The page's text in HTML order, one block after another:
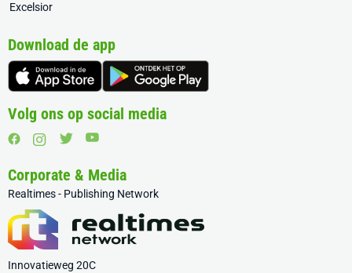
Excelsior
Download de app
Volg ons op social media
Corporate & Media
Realtimes - Publishing Network
Innovatieweg 20C